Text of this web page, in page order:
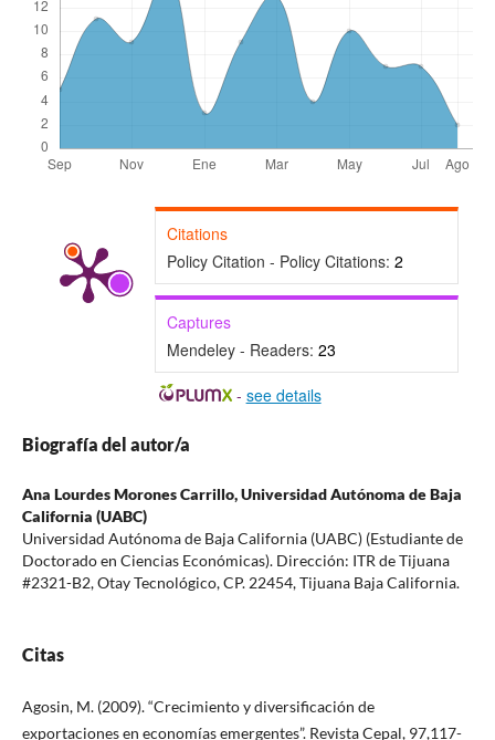
Citations
Policy Citation - Policy Citations: 2
Captures
Mendeley - Readers: 23
- see details
Biografía del autor/a
Ana Lourdes Morones Carrillo,Universidad Autónoma de Baja
California (UABC)
Universidad Autónoma de Baja California (UABC) (Estudiante de
Doctorado en Ciencias Económicas). Dirección: ITR de Tijuana
#2321-B2, Otay Tecnológico, CP. 22454, Tijuana Baja California.
Citas
Agosin, M. (2009). “Crecimiento y diversificación de
exportaciones en economías emergentes”. Revista Cepal, 97,117-